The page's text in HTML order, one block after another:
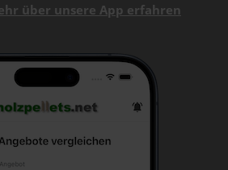
über unsere App erfahren